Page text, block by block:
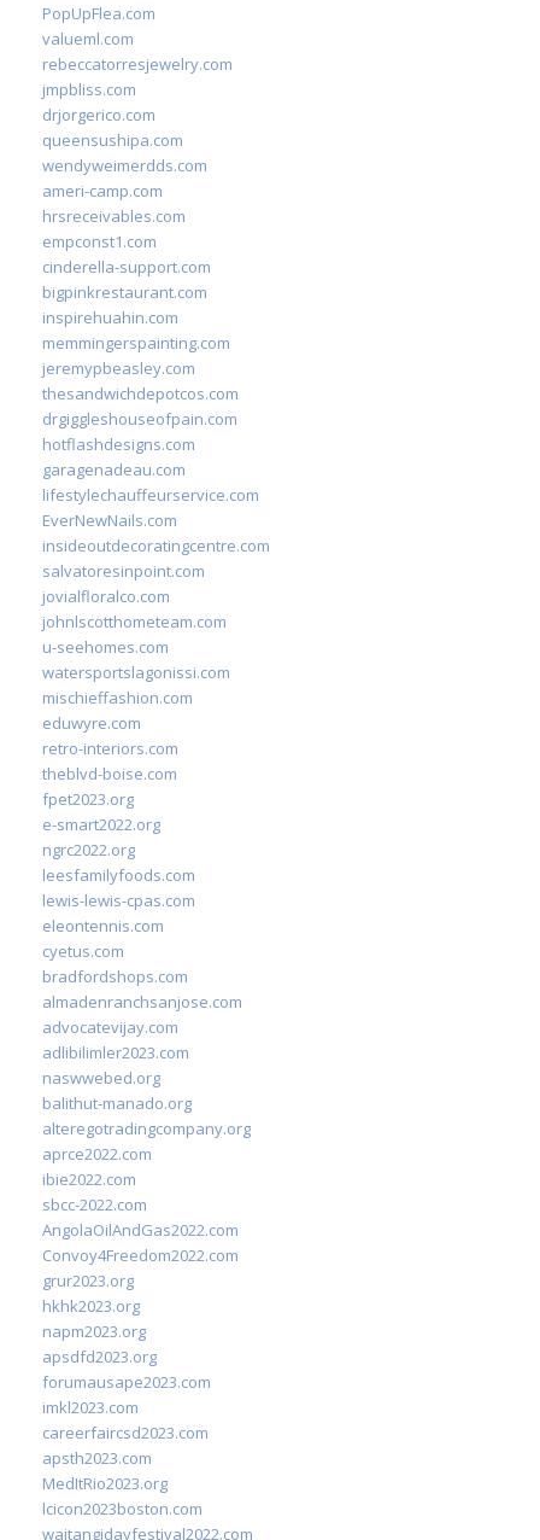
PopUpFlea.com
valueml.com
rebeccatorresjewelry.com
jmpbliss.com
drjorgerico.com
queensushipa.com
wendyweimerdds.com
ameri-camp.com
hrsreceivables.com
empconst1.com
cinderella-support.com
bigpinkrestaurant.com
inspirehuahin.com
memmingerspainting.com
jeremypbeasley.com
thesandwichdepotcos.com
drgiggleshouseofpain.com
hotflashdesigns.com
garagenadeau.com
lifestylechauffeurservice.com
EverNewNails.com
insideoutdecoratingcentre.com
salvatoresinpoint.com
jovialfloralco.com
johnlscotthometeam.com
u-seehomes.com
watersportslagonissi.com
mischieffashion.com
eduwyre.com
retro-interiors.com
theblvd-boise.com
fpet2023.org
e-smart2022.org
ngrc2022.org
leesfamilyfoods.com
lewis-lewis-cpas.com
eleontennis.com
cyetus.com
bradfordshops.com
almadenranchsanjose.com
advocatevijay.com
adlibilimler2023.com
naswwebed.org
balithut-manado.org
alteregotradingcompany.org
aprce2022.com
ibie2022.com
sbcc-2022.com
AngolaOilAndGas2022.com
Convoy4Freedom2022.com
grur2023.org
hkhk2023.org
napm2023.org
apsdfd2023.org
forumausape2023.com
imkl2023.com
careerfaircsd2023.com
apsth2023.com
MedItRio2023.org
lcicon2023boston.com
waitangidayfestival2022.com